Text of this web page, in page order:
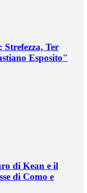
Ter
Esposito"
di Kean e il
di Como e